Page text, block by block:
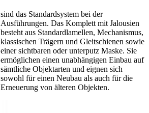
sind das Standardsystem bei der
Ausführungen. Das Komplett mit Jalousien
besteht aus Standardlamellen, Mechanismus,
klassischen Trägern und Gleitschienen sowie
einer sichtbaren oder unterputz Maske. Sie
ermöglichen einen unabhängigen Einbau auf
sämtliche Objektarten und eignen sich
sowohl für einen Neubau als auch für die
Erneuerung von älteren Objekten.